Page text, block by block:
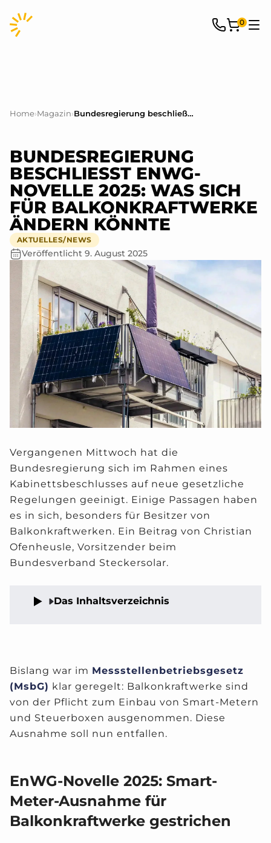
0
Home›Magazin› Bundesregierung beschließt EnWG-Novelle 2025: Was sich für Balkonkraftwerke ändern könnte
BUNDESREGIERUNG
BESCHLIESST ENWG-N
OVELLE 2025: WAS SICH F
ÜR BALKONKRAFTWERKE Ä
NDERN KÖNNTE
AKTUELLES/NEWS
Veröffentlicht 9. August 2025
Vergangenen Mittwoch hat die
Bundesregierung sich im Rahmen eines
Kabinettsbeschlusses auf neue gesetzliche
Regelungen geeinigt. Einige Passagen haben
es in sich, besonders für Besitzer von
Balkonkraftwerken. Ein Beitrag von Christian
Ofenheusle, Vorsitzender beim
Bundesverband Steckersolar.
Das Inhaltsverzeichnis
Bislang war im Messstellenbetriebsgesetz
(MsbG) klar geregelt: Balkonkraftwerke sind
von der Pflicht zum Einbau von Smart-Metern
und Steuerboxen ausgenommen. Diese
Ausnahme soll nun entfallen.
EnWG-Novelle 2025: Smart-
Meter-Ausnahme für
Balkonkraftwerke gestrichen